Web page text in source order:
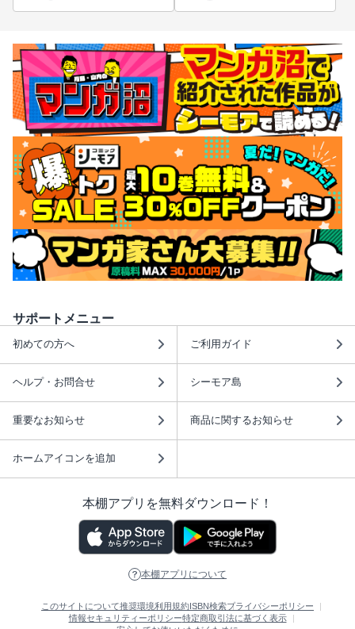
サポートメニュー
初めての方へ ご利用ガイド
ヘルプ・お問合せ シーモア島
重要なお知らせ 商品に関するお知らせ
ホームアイコンを追加
本棚アプリを無料ダウンロード！
本棚アプリについて
このサイトについて推奨環境利用規約 ISBN検索プライバシーポリシー
情報セキュリティーポリシー特定商取引法に基づく表示